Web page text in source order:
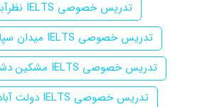
تدریس خصوصی IELTS نظرآباد
تدریس خصوصی IELTS میدان سپاه کرج
تدریس خصوصی IELTS مشکین دشت کرج
تدریس خصوصی IELTS دولت آباد کرج